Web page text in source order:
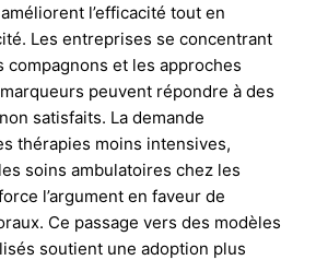
l’efficacité tout en
Les entreprises se concentrant
compagnons et les approches
peuvent répondre à des
satisfaits. La demande
thérapies moins intensives,
soins ambulatoires chez les
l’argument en faveur de
Ce passage vers des modèles
soutient une adoption plus